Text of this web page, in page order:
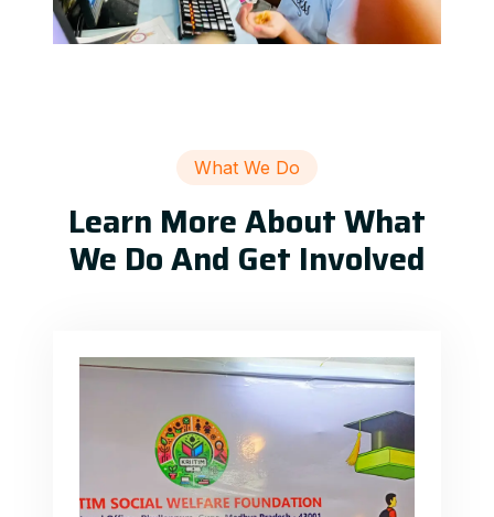
What We Do
Learn More About What
We Do And Get Involved